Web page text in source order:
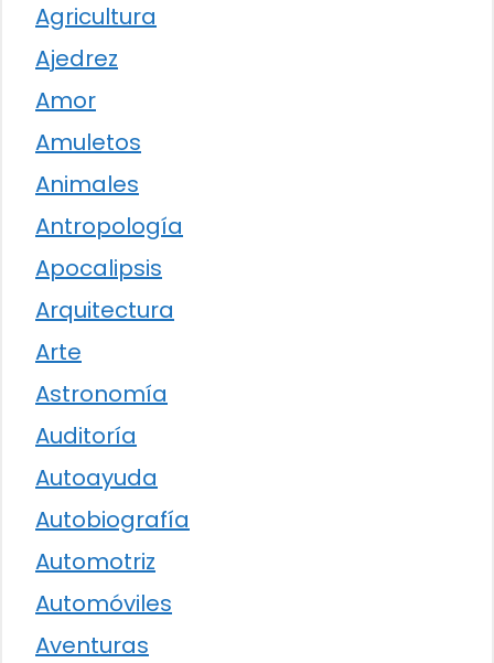
Agricultura
Ajedrez
Amor
Amuletos
Animales
Antropología
Apocalipsis
Arquitectura
Arte
Astronomía
Auditoría
Autoayuda
Autobiografía
Automotriz
Automóviles
Aventuras